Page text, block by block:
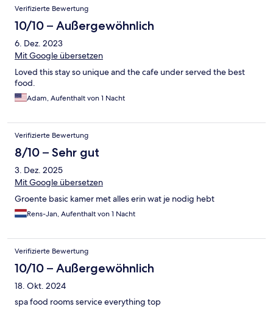
Verifizierte Bewertung
10/10 – Außergewöhnlich
6. Dez. 2023
Mit Google übersetzen
Loved this stay so unique and the cafe under served the best
food.
Adam, Aufenthalt von 1 Nacht
Verifizierte Bewertung
8/10 – Sehr gut
3. Dez. 2025
Mit Google übersetzen
Groente basic kamer met alles erin wat je nodig hebt
Rens-Jan, Aufenthalt von 1 Nacht
Verifizierte Bewertung
10/10 – Außergewöhnlich
18. Okt. 2024
spa food rooms service everything top